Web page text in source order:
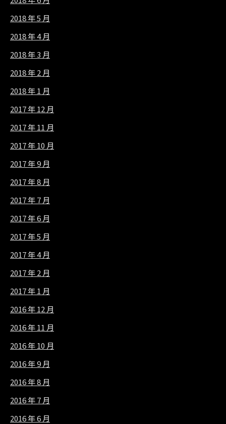
2018 年 5 月
2018 年 4 月
2018 年 3 月
2018 年 2 月
2018 年 1 月
2017 年 12 月
2017 年 11 月
2017 年 10 月
2017 年 9 月
2017 年 8 月
2017 年 7 月
2017 年 6 月
2017 年 5 月
2017 年 4 月
2017 年 2 月
2017 年 1 月
2016 年 12 月
2016 年 11 月
2016 年 10 月
2016 年 9 月
2016 年 8 月
2016 年 7 月
2016 年 6 月